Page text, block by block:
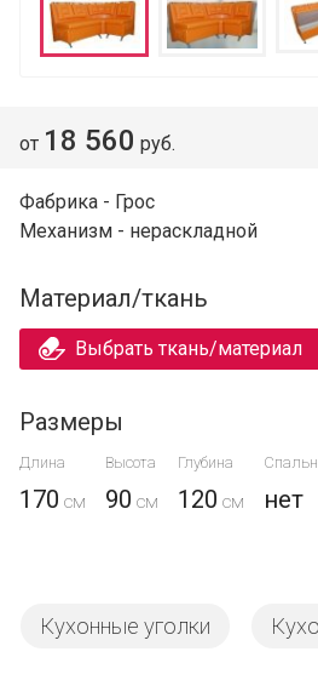
от 18 560 руб.
Фабрика - Грос
Механизм - нераскладной
Материал/ткань
Выбрать ткань/материал
Размеры
Длина Высота Глубина
170 90 120 нет
Кухонные уголки